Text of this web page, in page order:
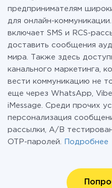
предпринимателям
для онлайн-
включает SMS и RCS-
доставить сообщения
мира. Также здесь
канального маркетинга,
вести коммуникацию не
еще через WhatsApp,
iMessage. Среди прочих
персонализация
рассылки, A/B
OTP-паролей.
Подробнее